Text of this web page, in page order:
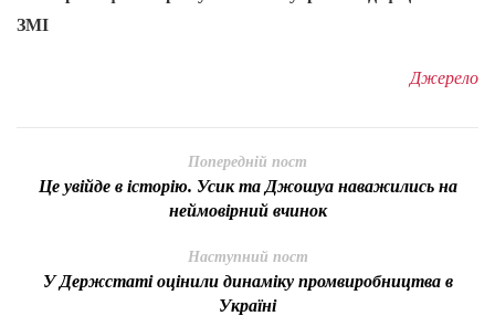
ЗМІ
Джерело
Попередній пост
Це увійде в історію. Усик та Джошуа наважились на
неймовірний вчинок
Наступний пост
У Держстаті оцінили динаміку промвиробництва в
Україні